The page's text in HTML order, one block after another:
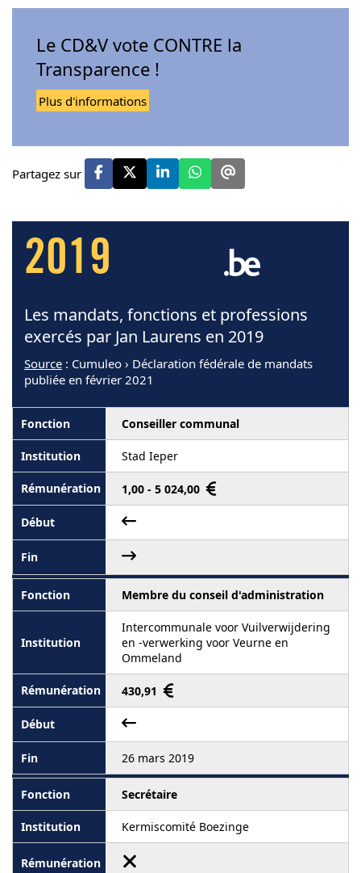
Le CD&V vote CONTRE la
Transparence !
Plus d'informations
Partagez sur
2019
Les mandats, fonctions et professions
exercés par Jan Laurens en 2019
Source : Cumuleo › Déclaration fédérale de mandats
publiée en février 2021
Conseiller communal
Stad Ieper
1,00 - 5 024,00
Membre du conseil d'administration
Intercommunale voor Vuilverwijdering
en -verwerking voor Veurne en
Ommeland
430,91
26 mars 2019
Secrétaire
Kermiscomité Boezinge